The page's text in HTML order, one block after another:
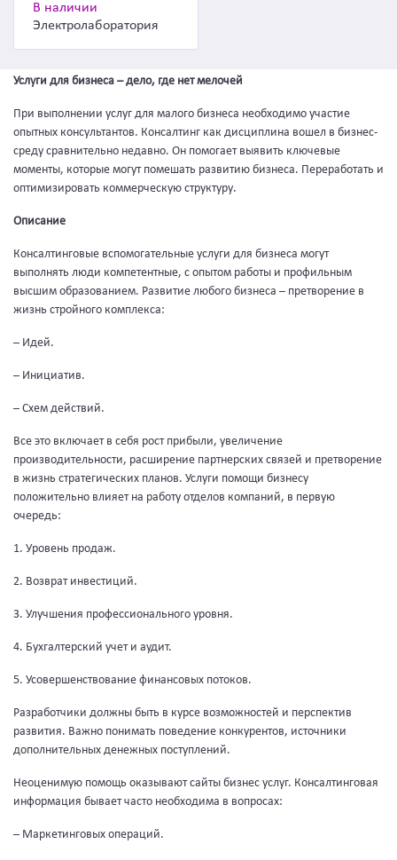
В наличии
Электролаборатория
Услуги для бизнеса – дело, где нет мелочей
При выполнении услуг для малого бизнеса необходимо участие
опытных консультантов. Консалтинг как дисциплина вошел в бизнес-
среду сравнительно недавно. Он помогает выявить ключевые
моменты, которые могут помешать развитию бизнеса. Переработать и
оптимизировать коммерческую структуру.
Описание
Консалтинговые вспомогательные услуги для бизнеса могут
выполнять люди компетентные, с опытом работы и профильным
высшим образованием. Развитие любого бизнеса – претворение в
жизнь стройного комплекса:
– Идей.
– Инициатив.
– Схем действий.
Все это включает в себя рост прибыли, увеличение
производительности, расширение партнерских связей и претворение
в жизнь стратегических планов. Услуги помощи бизнесу
положительно влияет на работу отделов компаний, в первую
очередь:
1. Уровень продаж.
2. Возврат инвестиций.
3. Улучшения профессионального уровня.
4. Бухгалтерский учет и аудит.
5. Усовершенствование финансовых потоков.
Разработчики должны быть в курсе возможностей и перспектив
развития. Важно понимать поведение конкурентов, источники
дополнительных денежных поступлений.
Неоценимую помощь оказывают сайты бизнес услуг. Консалтинговая
информация бывает часто необходима в вопросах:
– Маркетинговых операций.